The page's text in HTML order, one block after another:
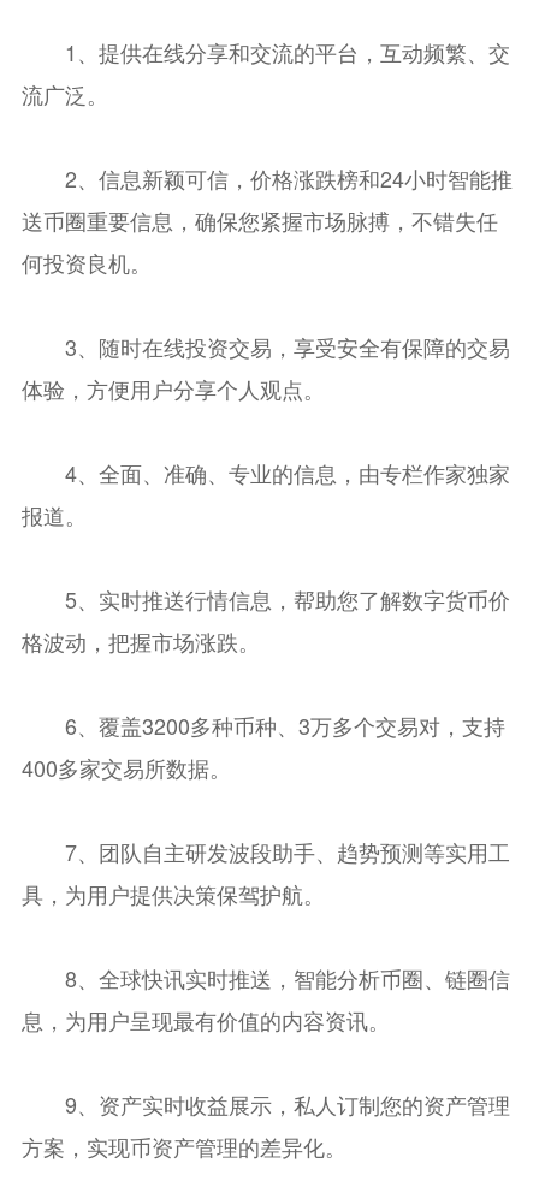
1、提供在线分享和交流的平台，互动频繁、交
流广泛。
2、信息新颖可信，价格涨跌榜和24小时智能推
送币圈重要信息，确保您紧握市场脉搏，不错失任
何投资良机。
3、随时在线投资交易，享受安全有保障的交易
体验，方便用户分享个人观点。
4、全面、准确、专业的信息，由专栏作家独家
报道。
5、实时推送行情信息，帮助您了解数字货币价
格波动，把握市场涨跌。
6、覆盖3200多种币种、3万多个交易对，支持
400多家交易所数据。
7、团队自主研发波段助手、趋势预测等实用工
具，为用户提供决策保驾护航。
8、全球快讯实时推送，智能分析币圈、链圈信
息，为用户呈现最有价值的内容资讯。
9、资产实时收益展示，私人订制您的资产管理
方案，实现币资产管理的差异化。